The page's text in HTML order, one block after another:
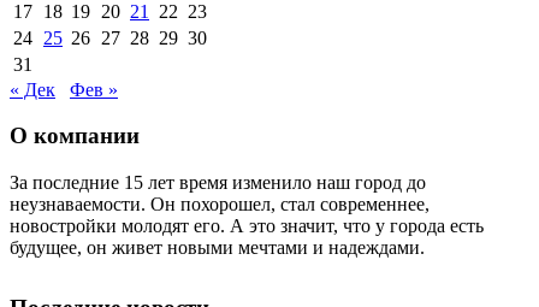
17 18 19 20 21 22 23
24 25 26 27 28 29 30
31
« Дек
Фев »
О компании
За последние 15 лет время изменило наш город до
неузнаваемости. Он похорошел, стал современнее,
новостройки молодят его. А это значит, что у города есть
будущее, он живет новыми мечтами и надеждами.